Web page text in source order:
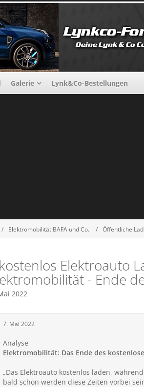
Galerie Lynk&Co-Bestellungen
Elektromobilität BAFA und Co. Öffentliche
Elektroauto
- Ende
2022
7. Mai 2022
Analyse
Elektromobilität: Das Ende des
„Das Elektroauto kostenlos laden,
bald schon werden diese Zeiten vorbei